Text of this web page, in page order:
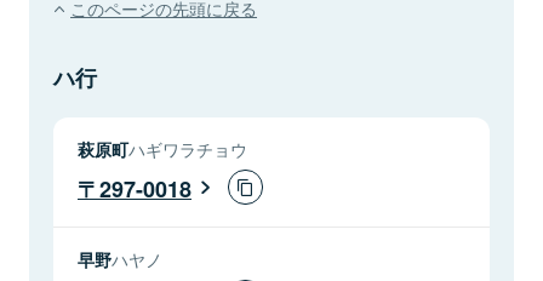
このページの先頭に戻る
ハ行
萩原町ハギワラチョウ
297-0018
早野ハヤノ